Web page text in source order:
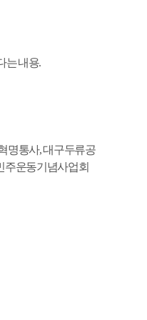
는 내용.
명통사,대구두류공
주운동기념사업회